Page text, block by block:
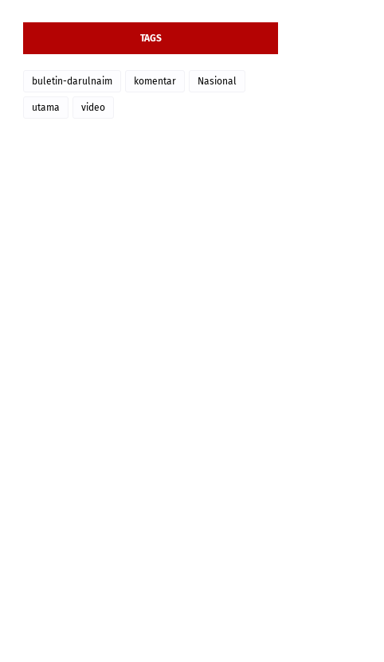
TAGS
buletin-darulnaim komentar Nasional
utama video